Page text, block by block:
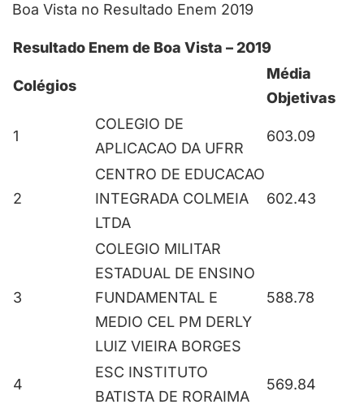
Boa Vista no Resultado Enem 2019
Resultado Enem de Boa Vista – 2019
Colégios
Média
Objetivas
1
COLEGIO DE
APLICACAO DA UFRR
603.09
2
CENTRO DE EDUCACAO
INTEGRADA COLMEIA
LTDA
602.43
3
COLEGIO MILITAR
ESTADUAL DE ENSINO
FUNDAMENTAL E
MEDIO CEL PM DERLY
LUIZ VIEIRA BORGES
588.78
4
ESC INSTITUTO
BATISTA DE RORAIMA
569.84